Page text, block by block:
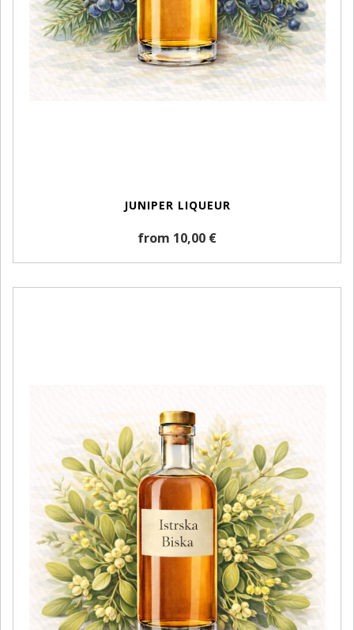
JUNIPER LIQUEUR
from 10,00 €